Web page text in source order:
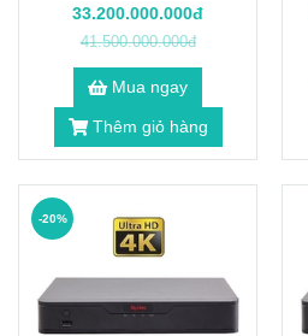
33.200.000.000đ
41.500.000.000đ
Mua ngay
Thêm giỏ hàng
-20%